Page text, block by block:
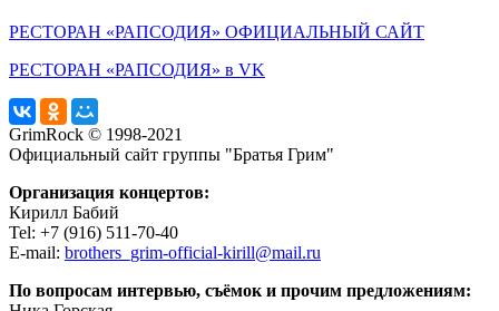
РЕСТОРАН «РАПСОДИЯ» ОФИЦИАЛЬНЫЙ САЙТ
РЕСТОРАН «РАПСОДИЯ» в VK
GrimRock © 1998-2021
Официальный сайт группы "Братья Грим"
Организация концертов:
Кирилл Бабий
Tel: +7 (916) 511-70-40
E-mail: brothers_grim-official-kirill@mail.ru
По вопросам интервью, съёмок и прочим предложениям: